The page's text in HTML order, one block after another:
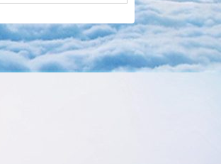
增
高
或
降